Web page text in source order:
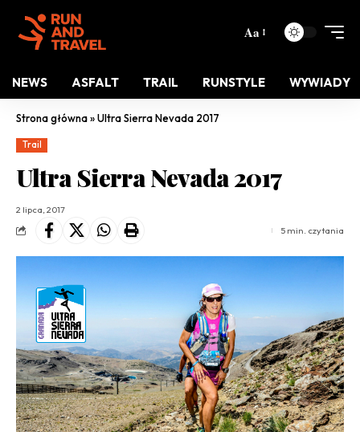
Aa
NEWS ASFALT TRAIL RUNSTYLE WYWIADY
Strona główna»Ultra Sierra Nevada 2017
Trail
Ultra Sierra Nevada 2017
2 lipca, 2017
5 min. czytania